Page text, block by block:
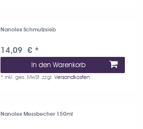
Nanolex Schmutzsieb
14,09 € *
In den Warenkorb
*inkl. ges. MwSt. zzgl.Versandkosten
Nanolex Messbecher 150ml